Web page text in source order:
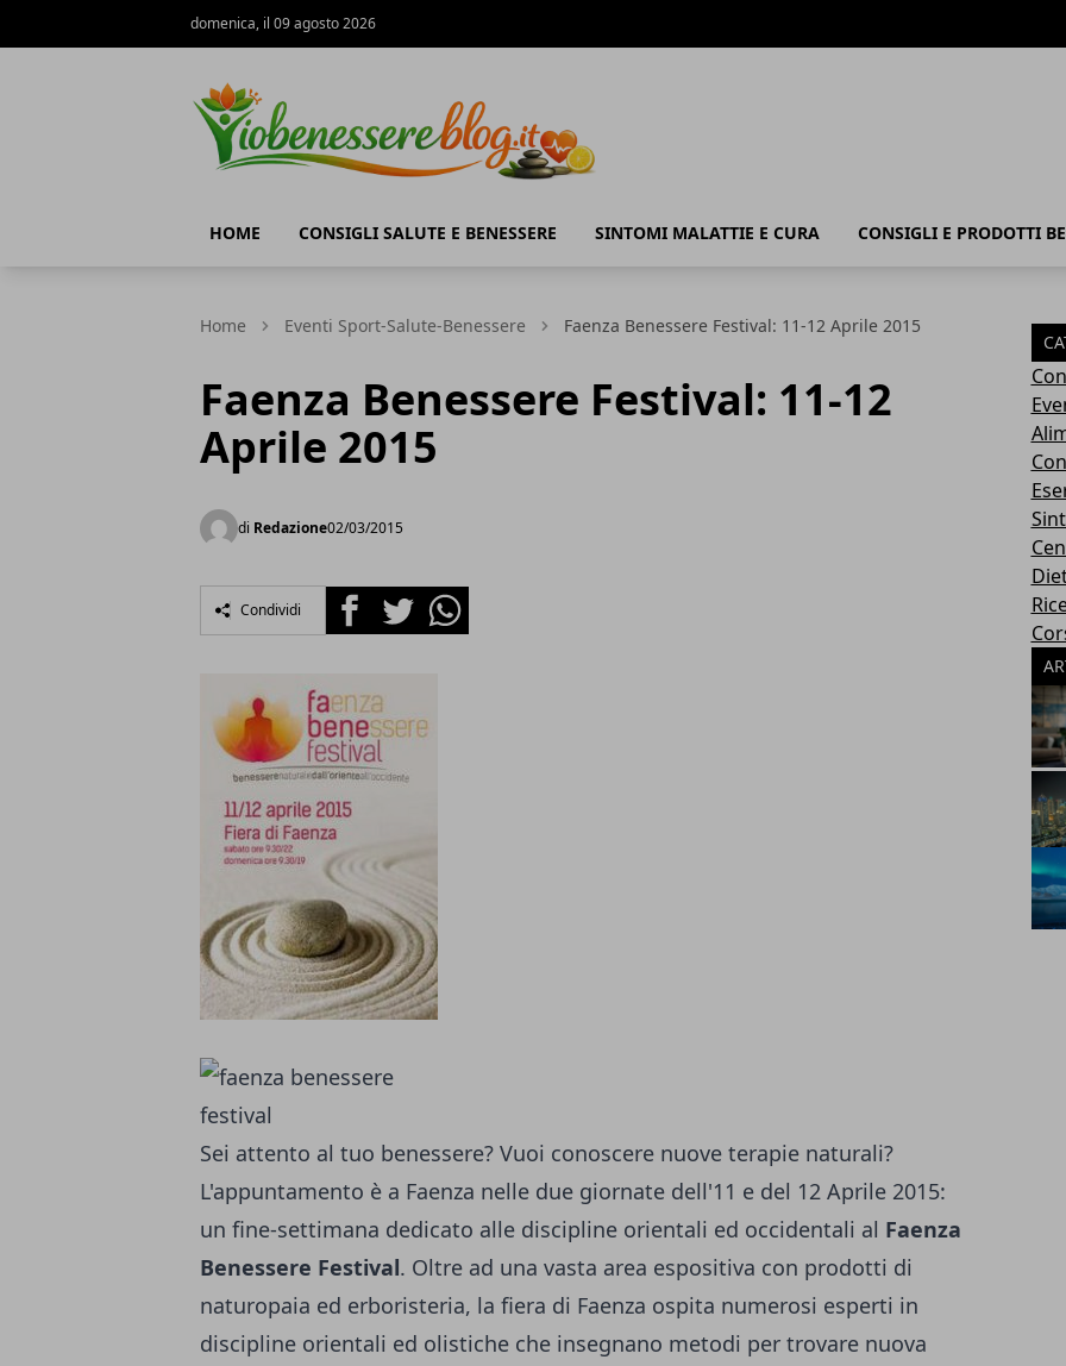
domenica, il 09 agosto 2026
HOME CONSIGLI SALUTE E BENESSERE SINTOMI MALATTIE E CURA CONSIGLI E PRODOTTI
Home Eventi Sport-Salute-Benessere Faenza Benessere Festival: 11-12 Aprile 2015
Faenza Benessere Festival: 11-12
Aprile 2015
di Redazione02/03/2015
Condividi FacebookTwitterWhatsapp
Sei attento al tuo benessere? Vuoi conoscere nuove terapie naturali?
L'appuntamento è a Faenza nelle due giornate dell'11 e del 12 Aprile 2015:
un fine-settimana dedicato alle discipline orientali ed occidentali al Faenza
Benessere Festival. Oltre ad una vasta area espositiva con prodotti di
naturopaia ed erboristeria, la fiera di Faenza ospita numerosi esperti in
discipline orientali ed olistiche che insegnano metodi per trovare nuova